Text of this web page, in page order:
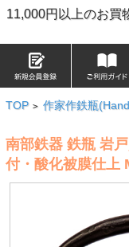
11,000円以上のお買
TOP > 作家作鉄瓶
南部鉄器 鉄瓶 岩
付・酸化被膜仕上